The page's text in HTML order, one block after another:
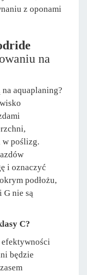
z oponami
na
aquaplaning?
poślizg.
i oznaczyć
podłożu,
G nie są
C?
efektywności
będzie